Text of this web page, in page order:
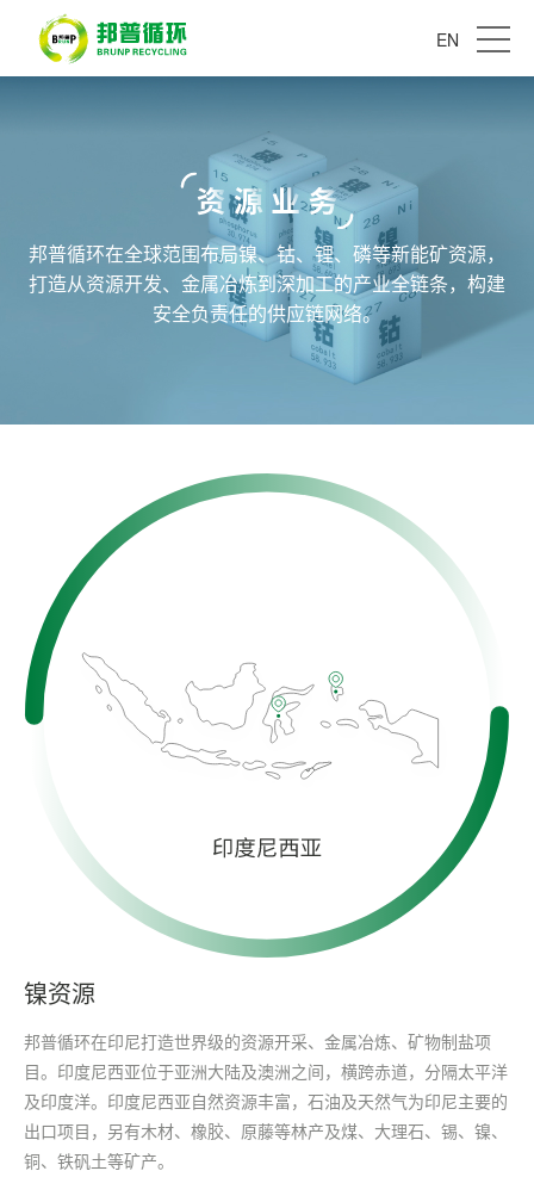
EN
邦普循环在全球范围布局镍、钴、锂、磷等新能矿资源，
打造从资源开发、金属冶炼到深加工的产业全链条，构建
安全负责任的供应链网络。
镍资源
邦普循环在印尼打造世界级的资源开采、金属冶炼、矿物制盐项
目。印度尼西亚位于亚洲大陆及澳洲之间，横跨赤道，分隔太平洋
及印度洋。印度尼西亚自然资源丰富，石油及天然气为印尼主要的
出口项目，另有木材、橡胶、原藤等林产及煤、大理石、锡、镍、
铜、铁矾土等矿产。